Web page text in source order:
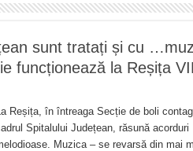
ORAVIȚA – 05.08.2026 – avarie
natura a ascuns un izvor de sănătate
– 04.08.2026 – str. Văliugului și Plastomet
– 04.08.2026 – avarie – Calea Severinului
sunt tratați și cu
funcționează la Reșița
Reșița, în întreaga Secție de boli
Spitalului Județean, răsună acorduri
Muzica – se revarsă din mai